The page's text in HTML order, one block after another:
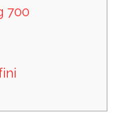
700